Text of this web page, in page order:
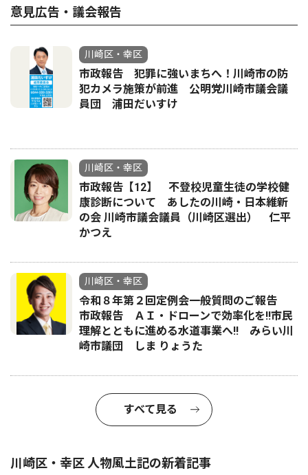
意見広告・議会報告
川崎区・幸区
市政報告 犯罪に強いまちへ！川崎市の防
犯カメラ施策が前進 公明党川崎市議会議
員団 浦田だいすけ
川崎区・幸区
市政報告【12】 不登校児童生徒の学校健
康診断について あしたの川崎・日本維新
の会 川崎市議会議員（川崎区選出） 仁平
かつえ
川崎区・幸区
令和８年第２回定例会一般質問のご報告
市政報告 ＡＩ・ドローンで効率化を!!市民
理解とともに進める水道事業へ!! みらい川
崎市議団 しま りょうた
すべて見る
川崎区・幸区 人物風土記の新着記事